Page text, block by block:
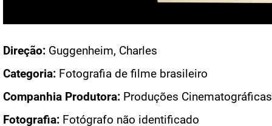
Direção: Guggenheim, Charles
Categoria: Fotografia de filme brasileiro
Companhia Produtora: Produções
Fotografia: Fotógrafo não identificado